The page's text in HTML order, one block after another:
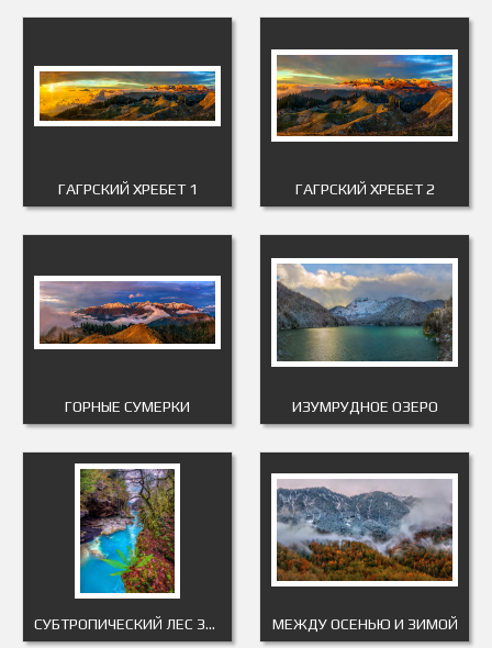
ГАГРСКИЙ ХРЕБЕТ 1 ГАГРСКИЙ ХРЕБЕТ 2
ГОРНЫЕ СУМЕРКИ ИЗУМРУДНОЕ ОЗЕРО
СУБТРОПИЧЕСКИЙ ЛЕС ЗИМОЙ МЕЖДУ ОСЕНЬЮ И ЗИМОЙ